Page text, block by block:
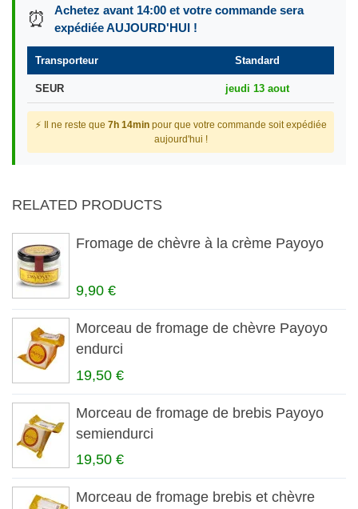
⏰
Achetez avant 14:00 et votre commande sera
expédiée AUJOURD'HUI !
Transporteur Standard
SEUR jeudi 13 aout
⚡ Il ne reste que 7h 14minpour que votre commande soit expédiée
aujourd'hui !
RELATED PRODUCTS
Fromage de chèvre à la crème Payoyo
9,90 €
Morceau de fromage de chèvre Payoyo
endurci
19,50 €
Morceau de fromage de brebis Payoyo
semiendurci
19,50 €
Morceau de fromage brebis et chèvre